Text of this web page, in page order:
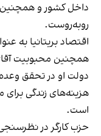
داخل کشور و همچنین
روبه‌روست.
اقتصاد بریتانیا به
همچنین محبوبیت آقای
دولت او در تحقق
هزینه‌های زندگی برای
است.
حزب کارگر در